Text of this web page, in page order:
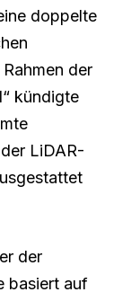
doppelte
der
kündigte
LiDAR-
der
basiert auf